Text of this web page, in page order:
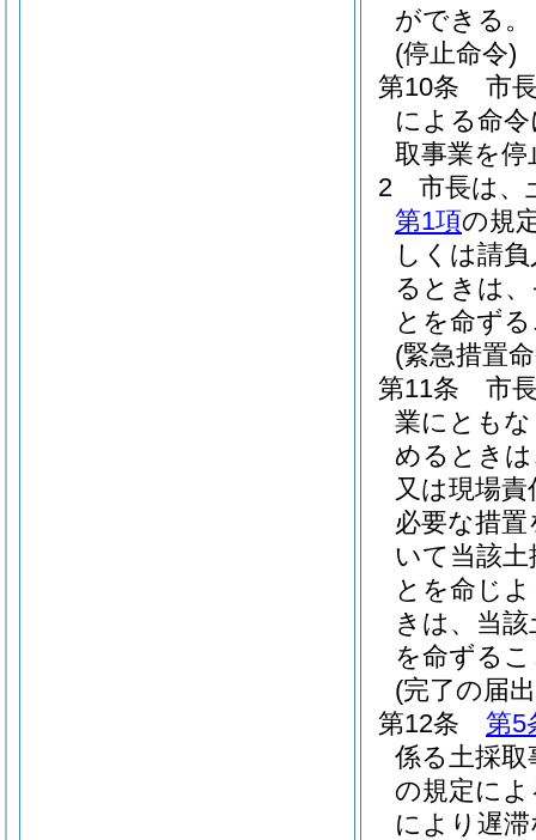
ができる。
(停止命令)
第10条
市
による命
取事業を
2
市長は、
第1項の規
しくは請
るときは
とを命ず
(緊急措置
第11条
市
業にとも
めるとき
又は現場
必要な措
いて当該
とを命じ
きは、当
を命ずる
(完了の届
第12条
第5
係る土採
の規定に
により遅